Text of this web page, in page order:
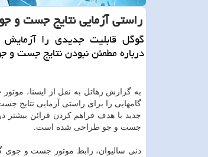
راستی آزمایی نتایج جست و
گوگل قابلیت جدیدی را
درباره مطمئن نبودن نتایج جست و
به گزارش رهاتل به نقل از ایسنا،
گامهایی را برای راستی آزمایی نتایج
جدید با هدف فراهم کردن قرائن بیشتر
جست و جو طراحی شده است.
دنی سالیوان، رابط موتور جست و جوی